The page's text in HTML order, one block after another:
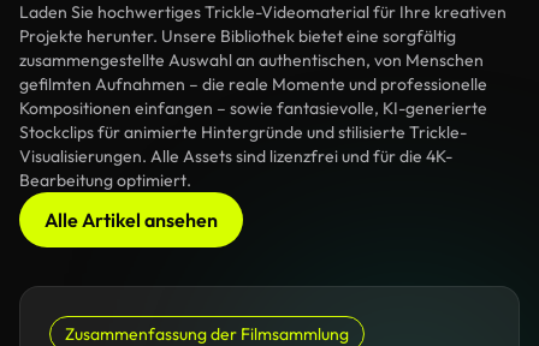
Laden Sie hochwertiges Trickle-Videomaterial für Ihre kreativen
Projekte herunter. Unsere Bibliothek bietet eine sorgfältig
zusammengestellte Auswahl an authentischen, von Menschen
gefilmten Aufnahmen – die reale Momente und professionelle
Kompositionen einfangen – sowie fantasievolle, KI-generierte
Stockclips für animierte Hintergründe und stilisierte Trickle-
Visualisierungen. Alle Assets sind lizenzfrei und für die 4K-
Bearbeitung optimiert.
Alle Artikel ansehen
Zusammenfassung der Filmsammlung